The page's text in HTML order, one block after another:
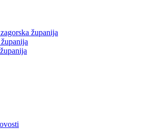
županija